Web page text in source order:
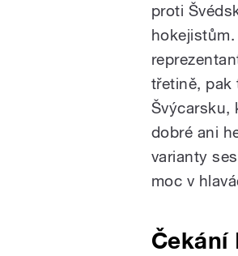
proti
třetině, pak
Švýcarsku,
dobré ani
varianty
moc v
Čekání